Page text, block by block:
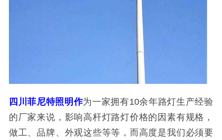
四川菲尼特照明作为一家拥有10余年路灯生产经验
的厂家来说，影响高杆灯路灯价格的因素有规格，
做工、品牌、外观这些等等，而高度是我们必须要